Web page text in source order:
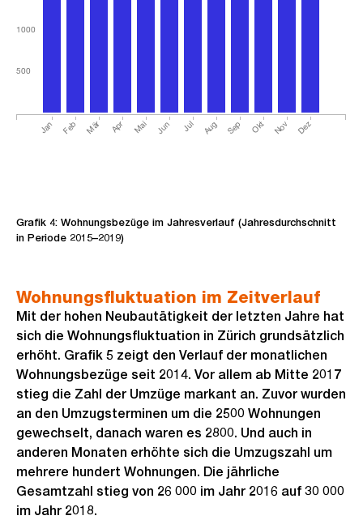
Jan Feb Mär Apr Mai Jun Jul Aug Sep Okt Nov Dez
500
1000
Grafik 4: Wohnungsbezüge im Jahresverlauf (Jahresdurchschnitt
in Periode 2015–2019)
Wohnungsfluktuation im Zeitverlauf
Mit der hohen Neubautätigkeit der letzten Jahre hat
sich die Wohnungsfluktuation in Zürich grundsätzlich
erhöht. Grafik 5 zeigt den Verlauf der monatlichen
Wohnungsbezüge seit 2014. Vor allem ab Mitte 2017
stieg die Zahl der Umzüge markant an. Zuvor wurden
an den Umzugsterminen um die 2500 Wohnungen
gewechselt, danach waren es 2800. Und auch in
anderen Monaten erhöhte sich die Umzugszahl um
mehrere hundert Wohnungen. Die jährliche
Gesamtzahl stieg von 26 000 im Jahr 2016 auf 30 000
im Jahr 2018.